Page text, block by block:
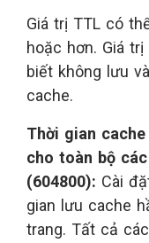
Giá trị TTL có
hoặc hơn. Giá
biết không lưu
cache.
Thời gian
cho toàn bộ
(604800): Cài
gian lưu cache
trang. Tất cả